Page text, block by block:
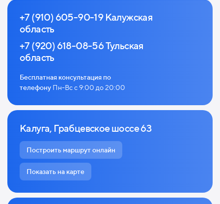
+7 (910) 605-90-19 Калужская
область
+7 (920) 618-08-56 Тульская
область
Бесплатная консультация по
телефону Пн-Вс с 9:00 до 20:00
Калуга, Грабцевское шоссе 63
Построить маршрут онлайн
Показать на карте